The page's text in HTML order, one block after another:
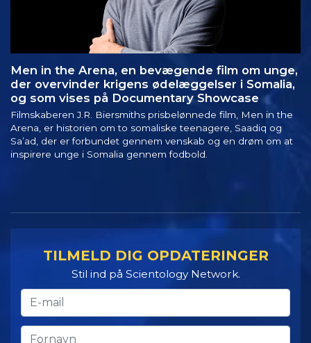
Men in the Arena, en bevægende film om unge,
der overvinder krigens ødelæggelser i Somalia,
og som vises på Documentary Showcase
Filmskaberen J.R. Biersmiths prisbelønnede film, Men in the
Arena, er historien om to somaliske teenagere, Saadiq og
Sa’ad, der er forbundet gennem venskab og en drøm om at
inspirere unge i Somalia gennem fodbold.
TILMELD DIG OPDATERINGER
Stil ind på Scientology Network.